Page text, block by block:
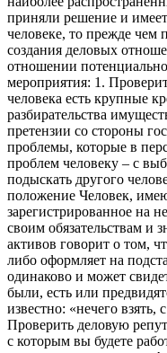
приняли решение и
человеке, то прежде чем
создания деловых
отношении
мероприятия: 1.
человека есть крупные
разбирательства
претензии со стороны
проблемы, которые в
проблем человеку – с
подыскать другого
положение Человек,
зарегистрированное на
своим обязательствам и
активов говорит о том,
либо оформляет на
одинаково и может
были, есть или
известно: «нечего взять,
Проверить деловую
с которым вы будете